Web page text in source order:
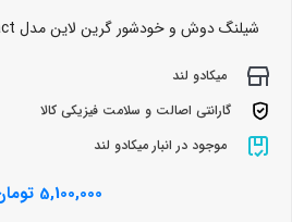
شیلنگ دوش و خودشور گرین لاین مدل Green lion Bidet Compact
میکادو لند
گارانتی اصالت و سلامت فیزیکی کالا
موجود در انبار میکادو لند
5,100,000